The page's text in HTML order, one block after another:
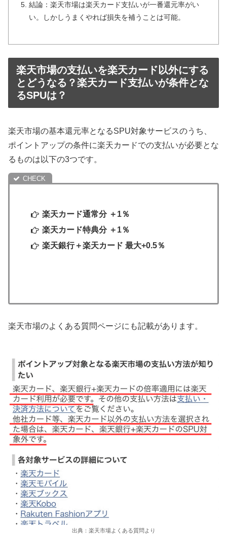
結論：楽天市場は楽天カード支払いが一番還元率がい
い。しかしうまくやれば損失を補うことは可能。
楽天市場の支払いを楽天カード以外にする
とどうなる？楽天カード支払いが条件とな
るSPUは？
楽天市場の基本還元率となるSPU対象サービスのうち、
ポイントアップの条件に楽天カードでの支払いが必要とな
るものは以下の3つです。
楽天カード通常分 ＋1％
楽天カード特典分 ＋1％
楽天銀行＋楽天カード 最大+0.5％
楽天市場のよくある質問ページにも記載があります。
出典：楽天市場よくある質問より